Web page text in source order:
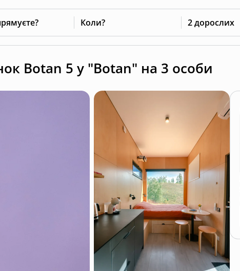
Коли? 2 дорослих
Botan 5 у "Botan" на 3 особи